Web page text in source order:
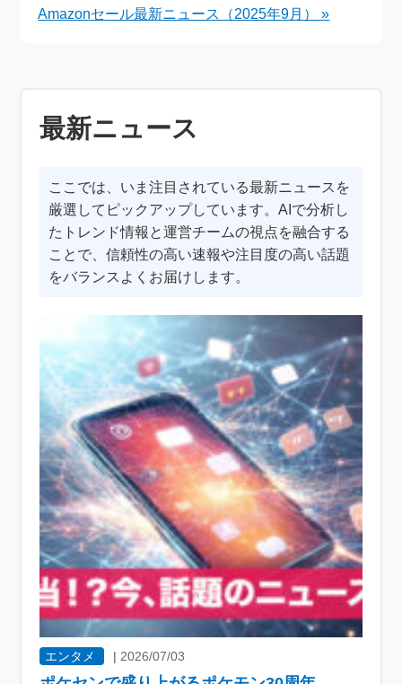
Amazonセール最新ニュース（2025年9月） »
最新ニュース
ここでは、いま注目されている最新ニュースを
厳選してピックアップしています。AIで分析し
たトレンド情報と運営チームの視点を融合する
ことで、信頼性の高い速報や注目度の高い話題
をバランスよくお届けします。
エンタメ | 2026/07/03